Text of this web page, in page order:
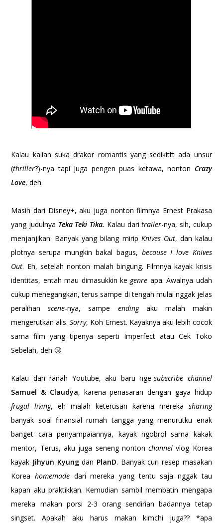
Kalau kalian suka drakor romantis yang sedikittt ada unsur
(thriller?)-nya tapi juga pengen puas ketawa, nonton Crazy
Love, deh.
Masih dari Disney+, aku juga nonton filmnya Ernest Prakasa
yang judulnya Teka Teki Tika. Kalau daritrailer-nya, sih, cukup
menjanjikan. Banyak yang bilang mirip Knives Out, dan kalau
plotnya serupa mungkin bakal bagus, because I love Knives
Out. Eh, setelah nonton malah bingung. Filmnya kayak krisis
identitas, entah mau dimasukkin ke genre apa. Awalnya udah
cukup menegangkan, terus sampe di tengah mulai nggak jelas
peralihanscene-nya, sampe endingaku malah makin
mengerutkan alis.Sorry, Koh Ernest. Kayaknya aku lebih cocok
sama film yang tipenya seperti Imperfect atau Cek Toko
Sebelah, deh 🤧
Kalau dari ranah Youtube, aku baru nge-subscribe channel
Samuel & Claudya, karena penasaran dengan gaya hidup
frugal living, eh malah keterusan karena mereka sharing
banyak soal finansial rumah tangga yang menurutku enak
banget cara penyampaiannya, kayak ngobrol sama kakak
mentor, Terus, aku juga seneng nontonchannel vlog Korea
kayak Jihyun Kyungdan PlanD. Banyak curi resep masakan
Koreahomemade dari mereka yang tentu saja nggak tau
kapan aku praktikkan. Kemudian sambil membatin mengapa
mereka makan porsi 2-3 orang sendirian badannya tetap
singset. Apakah aku harus makan kimchi juga?? *apa